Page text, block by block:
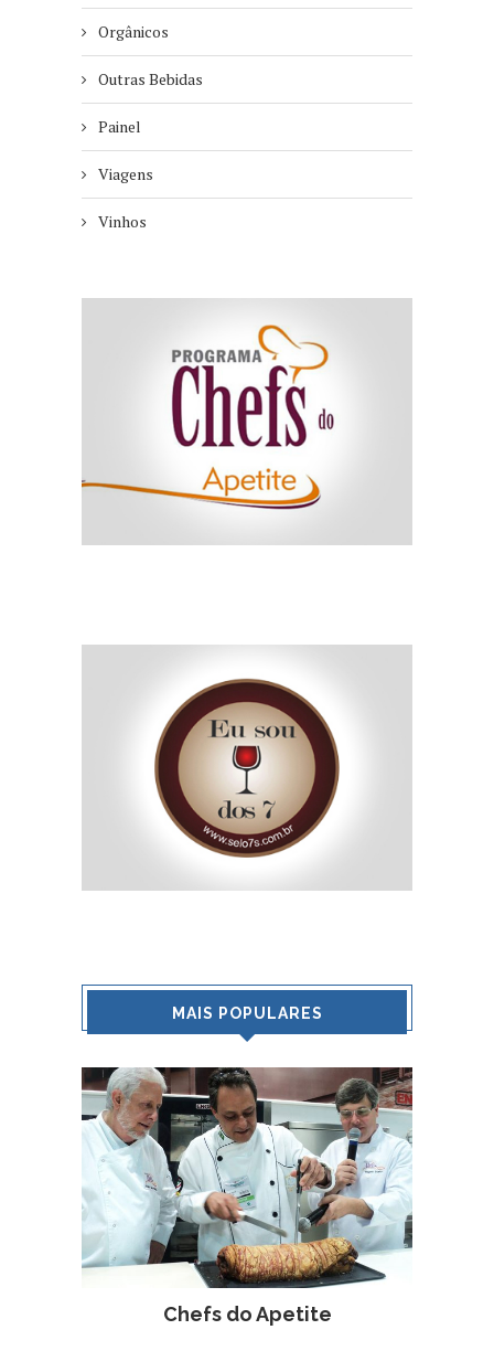
Orgânicos
Outras Bebidas
Painel
Viagens
Vinhos
MAIS POPULARES
Chefs do Apetite